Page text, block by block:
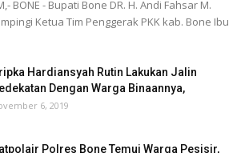
BONE - Bupati Bone DR. H. Andi Fahsar M.
Ketua Tim Penggerak PKK kab. Bone Ibu
Hardiansyah Rutin Lakukan Jalin
Dengan Warga Binaannya,
6, 2019
Polres Bone Temui Warga Pesisir,